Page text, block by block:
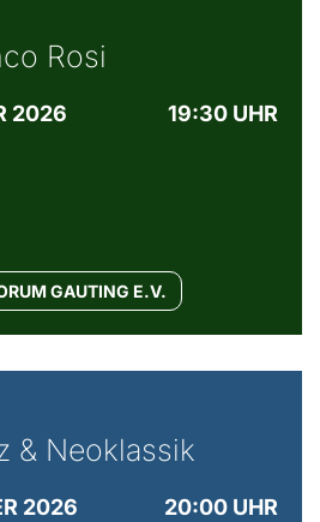
Rosi
2026
19:30 UHR
GAUTING E.V.
& Neoklassik
2026
20:00 UHR